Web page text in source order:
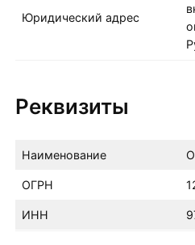
Юридический адрес
Реквизиты
Наименование
ОГРН
ИНН